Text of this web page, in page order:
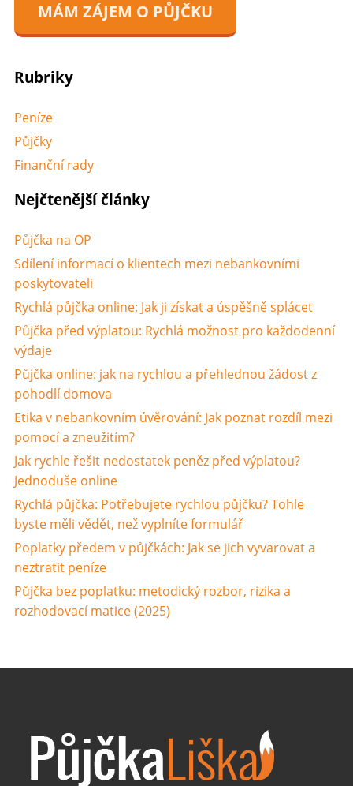
MÁM ZÁJEM O PŮJČKU
Rubriky
Peníze
Půjčky
Finanční rady
Nejčtenější články
Půjčka na OP
Sdílení informací o klientech mezi nebankovními
poskytovateli
Rychlá půjčka online: Jak ji získat a úspěšně splácet
Půjčka před výplatou: Rychlá možnost pro každodenní
výdaje
Půjčka online: jak na rychlou a přehlednou žádost z
pohodlí domova
Etika v nebankovním úvěrování: Jak poznat rozdíl mezi
pomocí a zneužitím?
Jak rychle řešit nedostatek peněz před výplatou?
Jednoduše online
Rychlá půjčka: Potřebujete rychlou půjčku? Tohle
byste měli vědět, než vyplníte formulář
Poplatky předem v půjčkách: Jak se jich vyvarovat a
neztratit peníze
Půjčka bez poplatku: metodický rozbor, rizika a
rozhodovací matice (2025)